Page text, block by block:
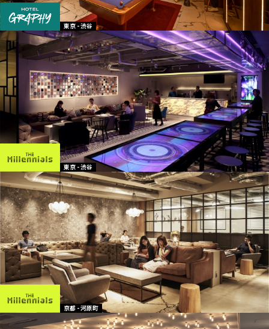
東京 - 渋谷
東京 - 渋谷
京都 - 河原町